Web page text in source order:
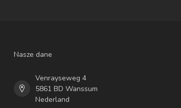
Nasze dane
Venrayseweg 4
5861 BD Wanssum
Nederland